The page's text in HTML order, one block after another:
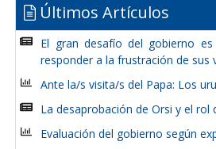
Últimos Artículos
El gran desafío del gobierno
responder a la frustración de sus
Ante la/s visita/s del Papa: Los
La desaprobación de Orsi y el rol
Evaluación del gobierno según